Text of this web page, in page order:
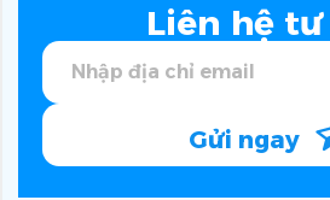
Liên hệ tư
Gửi ngay